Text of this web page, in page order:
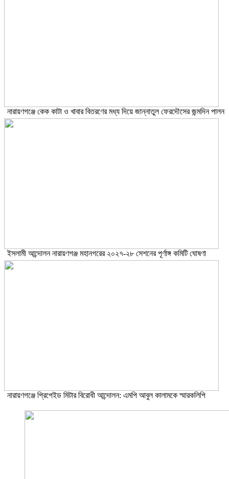
নারায়ণগঞ্জে কেক কাটা ও খাবার বিতরণের মধ্য দিয়ে জান্নাতুল ফেরদৌসের জন্মদিন পালন
ইসলামী আন্দোলন নারায়ণগঞ্জ মহানগরের ২০২৭-২৮ সেশনের পূর্ণাঙ্গ কমিটি ঘোষণা
নারায়ণগঞ্জে প্রিপেইড মিটার বিরোধী আন্দোলন: এমপি আবুল কালামকে স্মারকলিপি